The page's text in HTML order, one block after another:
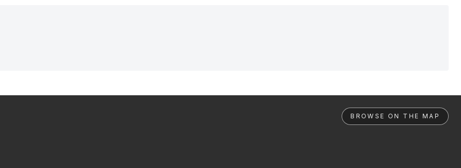
BROWSE ON THE MAP